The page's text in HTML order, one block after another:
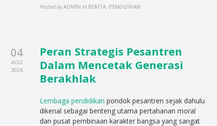
Posted by ADMIN in BERITA, PENDIDIKAN
04
AGU
2026
Peran Strategis Pesantren
Dalam Mencetak Generasi
Berakhlak
Lembaga pendidikan pondok pesantren sejak dahulu
dikenal sebagai benteng utama pertahanan moral
dan pusat pembinaan karakter bangsa yang sangat